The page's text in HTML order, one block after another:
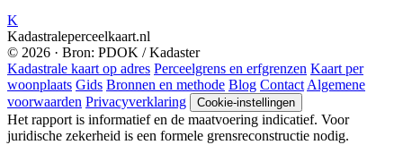
K
Kadastraleperceelkaart.nl
© 2026 · Bron: PDOK / Kadaster
Kadastrale kaart op adres Perceelgrens en erfgrenzen Kaart per
woonplaats Gids Bronnen en methode Blog Contact Algemene
voorwaarden Privacyverklaring Cookie-instellingen
Het rapport is informatief en de maatvoering indicatief. Voor
juridische zekerheid is een formele grensreconstructie nodig.